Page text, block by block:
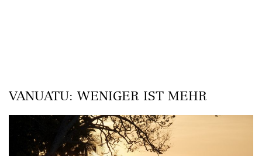
VANUATU: WENIGER IST MEHR